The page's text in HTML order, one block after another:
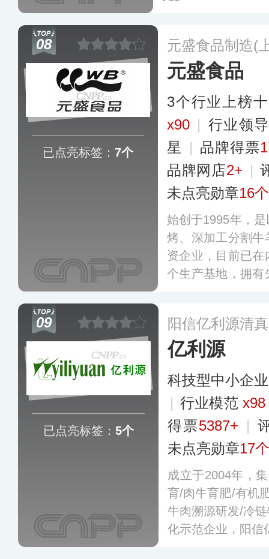
08
已点亮标签： 7个
元盛食品制造(
元盛食品
3个行业上榜
x90 | 行业领
星
| 品牌得票
品牌网店2+ |
未点亮勋章16个
始创于1995年，
烤、深加工分割
资企业，目前已
个生产基地，拥
的名声。更多
09
已点亮标签： 5个
阳信亿利源清
亿利源
科技型中小企业
| 行业模范 x98
得票5387+ |
未点亮勋章17个
成立于2004年，
育/肉牛育肥/有机
牛肉溯源研发/冷
化示范企业，阳